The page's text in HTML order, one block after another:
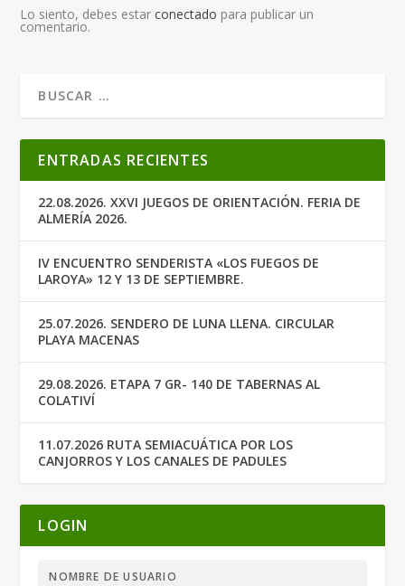
Lo siento, debes estarconectado para publicar un
comentario.
ENTRADAS RECIENTES
22.08.2026. XXVI JUEGOS DE ORIENTACIÓN. FERIA DE
ALMERÍA 2026.
IV ENCUENTRO SENDERISTA «LOS FUEGOS DE
LAROYA» 12 Y 13 DE SEPTIEMBRE.
25.07.2026. SENDERO DE LUNA LLENA. CIRCULAR
PLAYA MACENAS
29.08.2026. ETAPA 7 GR- 140 DE TABERNAS AL
COLATIVÍ
11.07.2026 RUTA SEMIACUÁTICA POR LOS
CANJORROS Y LOS CANALES DE PADULES
LOGIN